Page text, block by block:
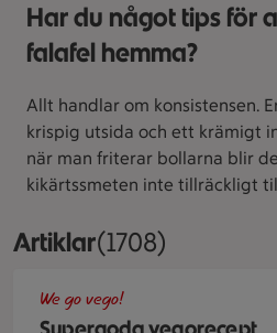
Har du något tips för
falafel hemma?
Allt handlar om konsistensen.
krispig utsida och ett krämigt
när man friterar bollarna blir
kikärtssmeten inte tillräckligt
ArtiklarVisar 1708
(1708)
We go vego!